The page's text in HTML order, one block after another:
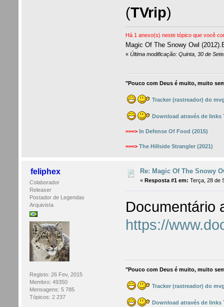
(TVrip)
Há 1 anexo(s) neste tópico que você
Magic Of The Snowy Owl
«Última modificação: Quinta, 30 de
"Pouco com Deus é muito, muito
Tracker (rastreador) do
Download através de links
===> In Defense Of Food (2015)
===> The Hillside Strangler (2021)
feliphex
Colaborador
Releaser
Postador de Legendas
Arquivista
Registo: 26 Fev, 2015
Membro: 49350
Mensagens: 5 785
Tópicos: 2 237
Re: Magic Of The Snowy
« Resposta #1 em: Terça, 28 de
Documentário
https://
"Pouco com Deus é muito, muito
Tracker (rastreador) do
Download através de links